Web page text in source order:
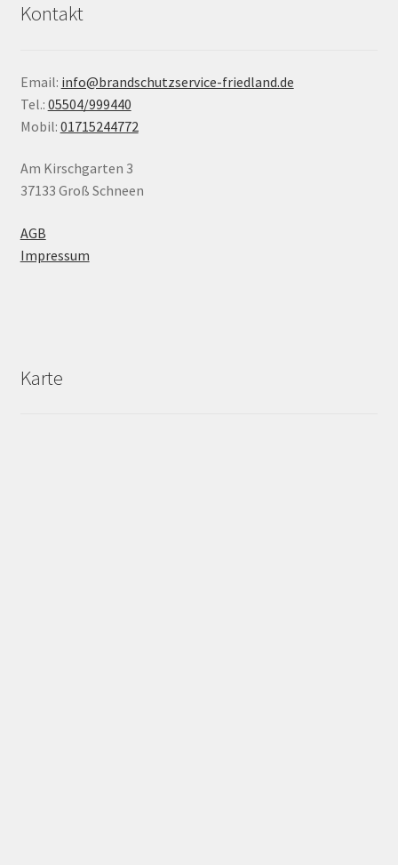
Kontakt
Email: info@brandschutzservice-friedland.de
Tel.: 05504/999440
Mobil: 01715244772
Am Kirschgarten 3
37133 Groß Schneen
AGB
Impressum
Karte